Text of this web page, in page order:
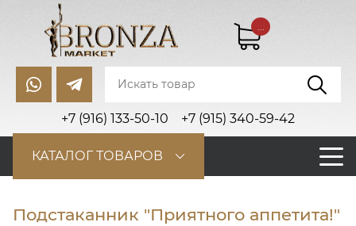
+7 (916) 133-50-10 +7 (915) 340-59-42
...
КАТАЛОГ ТОВАРОВ
Подстаканник "Приятного аппетита!"